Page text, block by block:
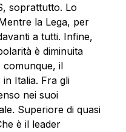
soprattutto. Lo
la Lega, per
a tutti. Infine,
è diminuita
comunque, il
Italia. Fra gli
nei suoi
Superiore di quasi
è il leader